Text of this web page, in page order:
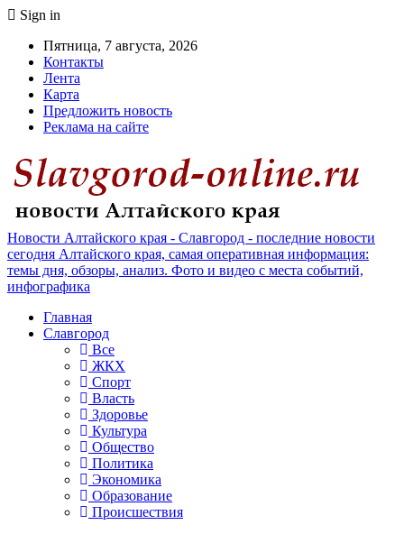
Sign in
Пятница, 7 августа, 2026
Контакты
Лента
Карта
Предложить новость
Реклама на сайте
Новости Алтайского края - Славгород - последние новости
сегодня Алтайского края, самая оперативная информация:
темы дня, обзоры, анализ. Фото и видео с места событий,
инфографика
Главная
Славгород
Все
ЖКХ
Спорт
Власть
Здоровье
Культура
Общество
Политика
Экономика
Образование
Происшествия